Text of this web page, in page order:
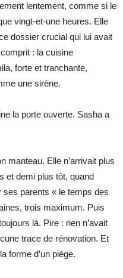
lentement, comme si le
vingt-et-une heures. Elle
dossier crucial qui lui avait
: la cuisine
forte et tranchante,
une sirène.
la porte ouverte. Sasha a
manteau. Elle n’arrivait plus
et demi plus tôt, quand
ses parents « le temps des
trois maximum. Puis
là. Pire : rien n’avait
trace de rénovation. Et
forme d’un piège.